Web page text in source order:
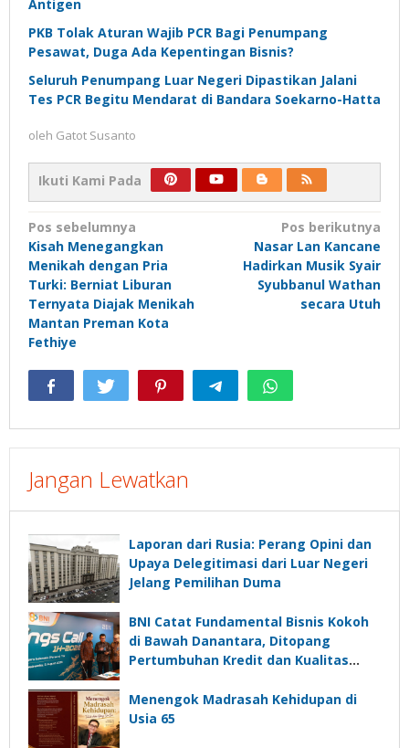
Antigen
PKB Tolak Aturan Wajib PCR Bagi Penumpang
Pesawat, Duga Ada Kepentingan Bisnis?
Seluruh Penumpang Luar Negeri Dipastikan Jalani
Tes PCR Begitu Mendarat di Bandara Soekarno-Hatta
oleh Gatot Susanto
Ikuti Kami Pada
Navigasi
pos
Pos sebelumnya
Kisah Menegangkan
Menikah dengan Pria
Turki: Berniat Liburan
Ternyata Diajak Menikah
Mantan Preman Kota
Fethiye
Pos berikutnya
Nasar Lan Kancane
Hadirkan Musik Syair
Syubbanul Wathan
secara Utuh
Jangan Lewatkan
Laporan dari Rusia: Perang Opini dan
Upaya Delegitimasi dari Luar Negeri
Jelang Pemilihan Duma
BNI Catat Fundamental Bisnis Kokoh
di Bawah Danantara, Ditopang
Pertumbuhan Kredit dan Kualitas
Menengok Madrasah Kehidupan di
Usia 65